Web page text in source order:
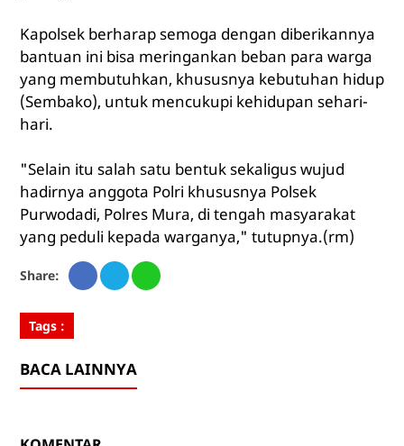
Kapolsek berharap semoga dengan diberikannya
bantuan ini bisa meringankan beban para warga
yang membutuhkan, khususnya kebutuhan hidup
(Sembako), untuk mencukupi kehidupan sehari-
hari.
"Selain itu salah satu bentuk sekaligus wujud
hadirnya anggota Polri khususnya Polsek
Purwodadi, Polres Mura, di tengah masyarakat
yang peduli kepada warganya," tutupnya.(rm)
Share:
Tags :
BACA LAINNYA